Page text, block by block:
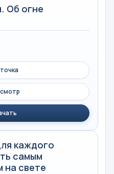
Об огне
каждого
самым
на свете